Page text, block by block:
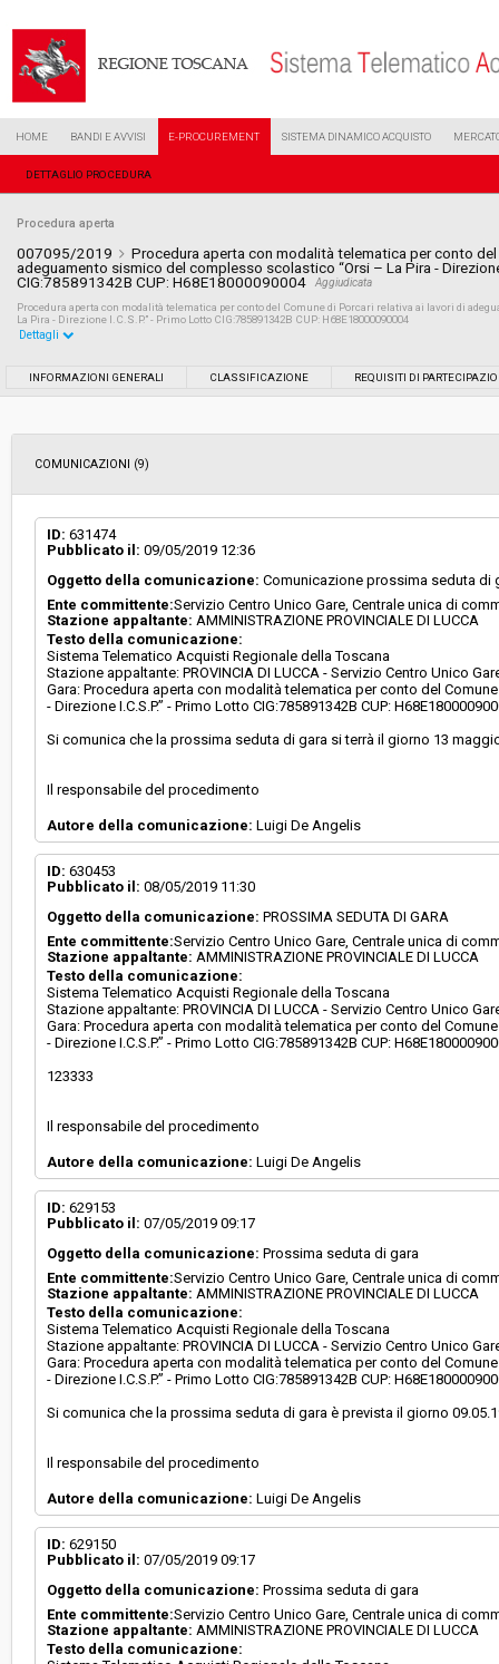
HOME BANDI E AVVISI E-PROCUREMENT SISTEMA DINAMICO ACQUISTO
DETTAGLIO PROCEDURA
Procedura aperta
007095/2019
Procedura aperta con modalità telematica per conto
adeguamento sismico del complesso scolastico “Orsi – La Pira -
CIG:785891342B CUP: H68E18000090004
Aggiudicata
Procedura aperta con modalità telematica per conto del Comune di Porcari relativa ai lavori di
La Pira - Direzione I.C.S.P.” - Primo Lotto CIG:785891342B CUP: H68E18000090004
Data pubblicazione:
Svolgimento:
Responsabile attuale:
PROVINCIA DI LUCCA - Servizio Centro Unico
unica di committenza, Provveditorato, Archivio e
Dettagli
INFORMAZIONI GENERALI CLASSIFICAZIONE REQUISITI DI
COMUNICAZIONI (9)
ID: 631474
Pubblicato il: 09/05/2019 12:36
Oggetto della comunicazione: Comunicazione prossima seduta di
Ente committente:Servizio Centro Unico Gare, Centrale unica di
Stazione appaltante: AMMINISTRAZIONE PROVINCIALE DI LUCCA
Testo della comunicazione:
Sistema Telematico Acquisti Regionale della Toscana
Stazione appaltante: PROVINCIA DI LUCCA - Servizio Centro Unico
Gara: Procedura aperta con modalità telematica per conto del
- Direzione I.C.S.P.” - Primo Lotto CIG:785891342B CUP:
Si comunica che la prossima seduta di gara si terrà il giorno 13
Il responsabile del procedimento
Autore della comunicazione: Luigi De Angelis
ID: 630453
Pubblicato il: 08/05/2019 11:30
Oggetto della comunicazione: PROSSIMA SEDUTA DI GARA
Ente committente:Servizio Centro Unico Gare, Centrale unica di
Stazione appaltante: AMMINISTRAZIONE PROVINCIALE DI LUCCA
Testo della comunicazione:
Sistema Telematico Acquisti Regionale della Toscana
Stazione appaltante: PROVINCIA DI LUCCA - Servizio Centro Unico
Gara: Procedura aperta con modalità telematica per conto del
- Direzione I.C.S.P.” - Primo Lotto CIG:785891342B CUP:
123333
Il responsabile del procedimento
Autore della comunicazione: Luigi De Angelis
ID: 629153
Pubblicato il: 07/05/2019 09:17
Oggetto della comunicazione: Prossima seduta di gara
Ente committente:Servizio Centro Unico Gare, Centrale unica di
Stazione appaltante: AMMINISTRAZIONE PROVINCIALE DI LUCCA
Testo della comunicazione:
Sistema Telematico Acquisti Regionale della Toscana
Stazione appaltante: PROVINCIA DI LUCCA - Servizio Centro Unico
Gara: Procedura aperta con modalità telematica per conto del
- Direzione I.C.S.P.” - Primo Lotto CIG:785891342B CUP:
Si comunica che la prossima seduta di gara è prevista il giorno
Il responsabile del procedimento
Autore della comunicazione: Luigi De Angelis
ID: 629150
Pubblicato il: 07/05/2019 09:17
Oggetto della comunicazione: Prossima seduta di gara
Ente committente:Servizio Centro Unico Gare, Centrale unica di
Stazione appaltante: AMMINISTRAZIONE PROVINCIALE DI LUCCA
Testo della comunicazione: